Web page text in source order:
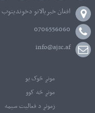
افغان خبریالانو
0706556060
info@ajsc.af
مونږ څوک یو
مونږ څه کوو
زمونږ د فعالیت سیمه